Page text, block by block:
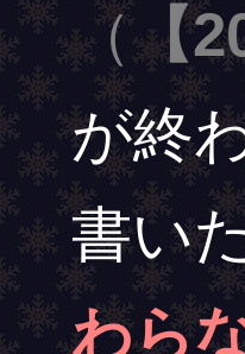
（【
が終
書い
わら